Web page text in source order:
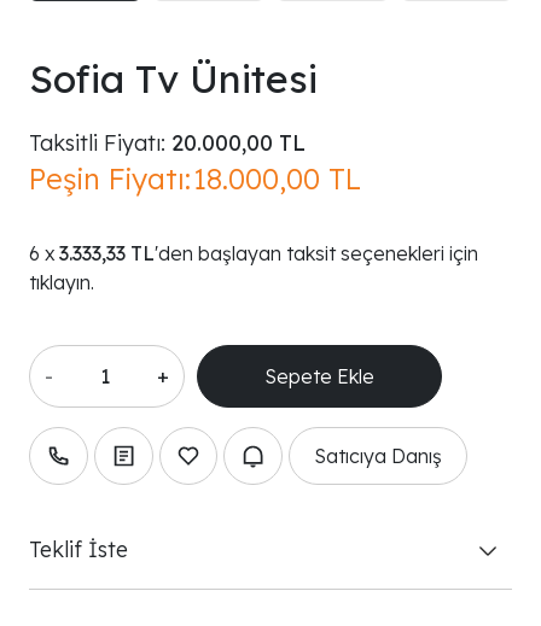
Sofia Tv Ünitesi
Taksitli Fiyatı: 20.000,00 TL
Peşin Fiyatı:18.000,00 TL
3.333,33 TL'den başlayan taksit seçenekleri için
tıklayın.
- +
Satıcıya Danış
Teklif İste